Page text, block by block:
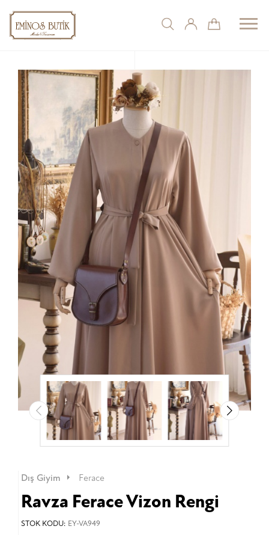
Dış Giyim Ferace
Ravza Ferace Vizon Rengi
STOK KODU: EY-VA949